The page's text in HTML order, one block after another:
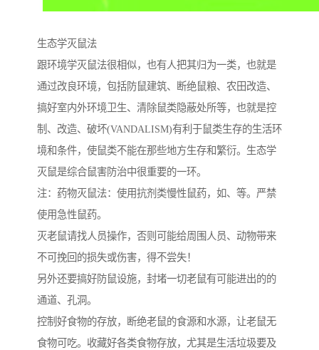
生态学灭鼠法
跟环境学灭鼠法很相似，也有人把其归为一类，也就是
通过改良环境，包括防鼠建筑、断绝鼠粮、农田改造、
搞好室内外环境卫生、清除鼠类隐蔽处所等，也就是控
制、改造、破坏(VANDALISM)有利于鼠类生存的生活环
境和条件，使鼠类不能在那些地方生存和繁衍。生态学
灭鼠是综合鼠害防治中很重要的一环。
注：药物灭鼠法：使用抗剂类慢性鼠药，如、等。严禁
使用急性鼠药。
灭老鼠请找人员操作，否则可能给周围人员、动物带来
不可挽回的损失或伤害，得不尝失！
另外还要搞好防鼠设施，封堵一切老鼠有可能进出的的
通道、孔洞。
控制好食物的存放，断绝老鼠的食源和水源，让老鼠无
食物可吃。收藏好各类食物存放，尤其是生活垃圾要及